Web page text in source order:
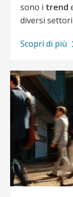
sono i trend
diversi
Scopri di più